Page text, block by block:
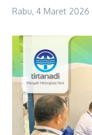
Rabu, 4 Maret 2026